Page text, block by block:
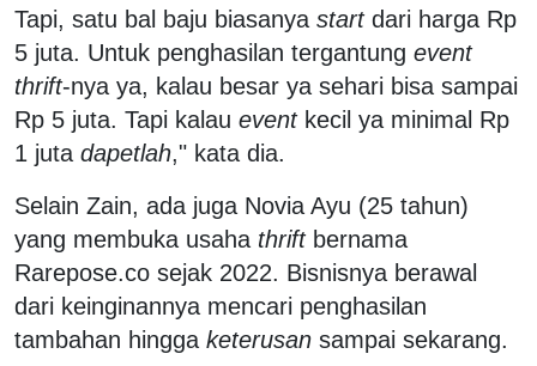
Tapi, satu bal baju biasanya startdari harga Rp
5 juta. Untuk penghasilan tergantung event
thrift-nya ya, kalau besar ya sehari bisa sampai
Rp 5 juta. Tapi kalau eventkecil ya minimal Rp
1 juta dapetlah," kata dia.
Selain Zain, ada juga Novia Ayu (25 tahun)
yang membuka usaha thriftbernama
Rarepose.co sejak 2022. Bisnisnya berawal
dari keinginannya mencari penghasilan
tambahan hingga keterusan sampai sekarang.